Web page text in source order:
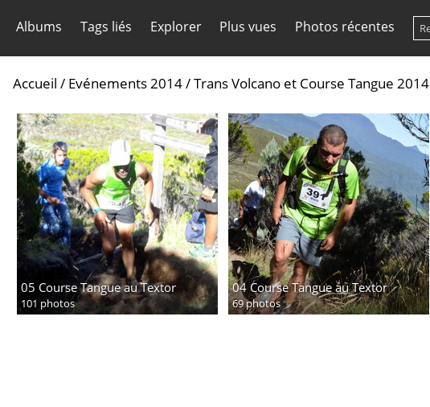
Albums Tags liés Explorer Plus vues Photos récentes
Accueil / Evénements 2014/Trans Volcano et Course Tangue 2014
05 Course Tangue au Textor
101 photos
04 Course Tangue au Textor
69 photos